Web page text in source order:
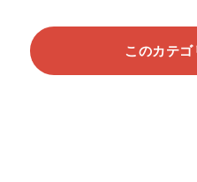
このカテ